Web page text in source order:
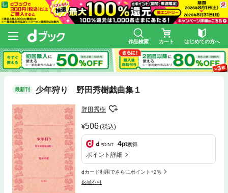
作品検索 カート はじめての方へ
最新刊 少年狩り 野田秀樹戯曲集１
野田秀樹
506(税込)
4pt獲得
ポイント詳細
dカード利用でさらにポイント+2%
返品不可